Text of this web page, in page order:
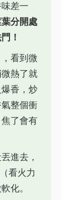
差一
分開處
！
看到微
熱了就
香，炒
整個衝
了會有
進去，
看火力
化。